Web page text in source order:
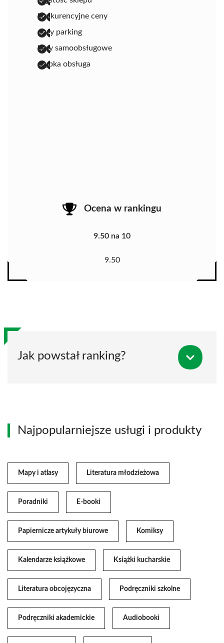
konkurencyjne ceny
duży parking
kasy samoobsługowe
szybka obsługa
Ocena w rankingu
9.50 na 10
9.50
Jak powstał ranking?
Najpopularniejsze usługi i produkty
Mapy i atlasy Literatura młodzieżowa
Poradniki E-booki
Papiernicze artykuły biurowe Komiksy
Kalendarze książkowe Książki kucharskie
Literatura obcojęzyczna Podręczniki szkolne
Podręczniki akademickie Audiobooki